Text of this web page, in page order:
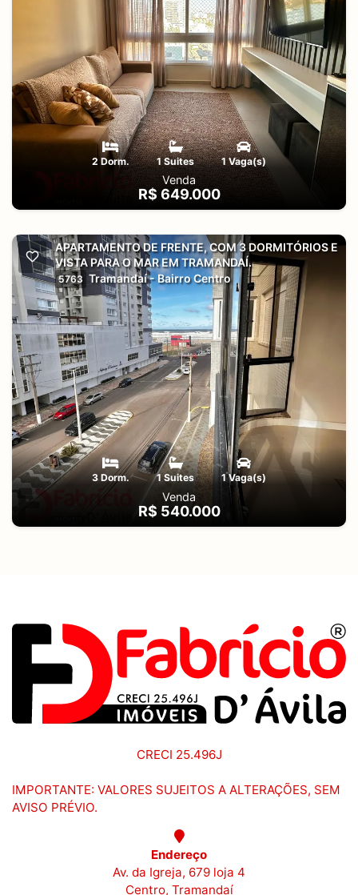
2 Dorm. 1 Suites 1 Vaga(s)
Venda
R$ 649.000
APARTAMENTO DE FRENTE, COM 3 DORMITÓRIOS E
VISTA PARA O MAR EM TRAMANDAÍ.
5763 Tramandaí - Bairro Centro
3 Dorm. 1 Suites 1 Vaga(s)
Venda
R$ 540.000
CRECI 25.496J
IMPORTANTE: VALORES SUJEITOS A ALTERAÇÕES, SEM
AVISO PRÉVIO.
Endereço
Av. da Igreja, 679 loja 4
Centro, Tramandaí